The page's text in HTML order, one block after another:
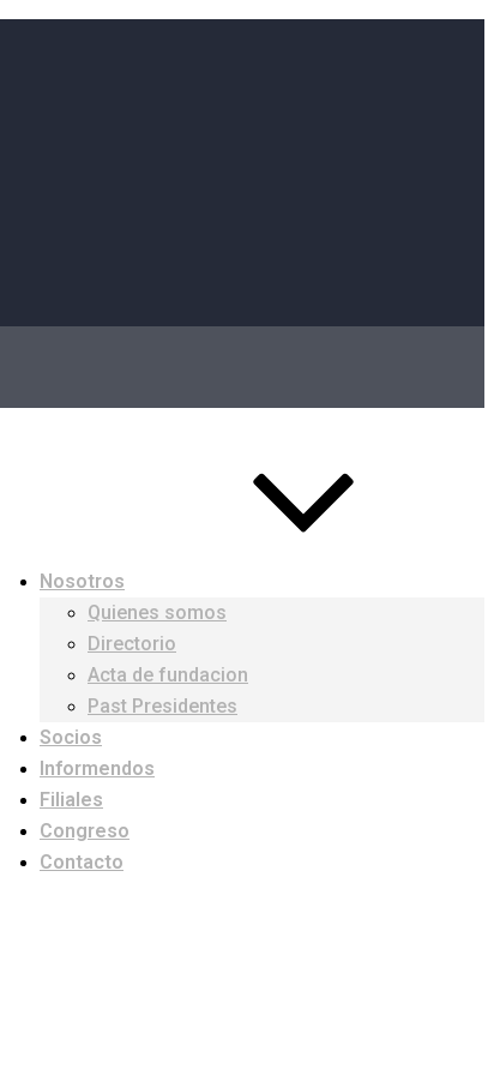
Nosotros
Quienes somos
Directorio
Acta de fundacion
Past Presidentes
Socios
Informendos
Filiales
Congreso
Contacto